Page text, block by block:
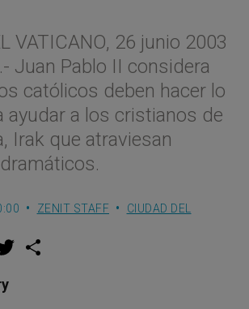
VATICANO, 26 junio 2003
Juan Pablo II considera
católicos deben hacer lo
ayudar a los cristianos de
Irak que atraviesan
ZENIT STAFF
CIUDAD DEL
w